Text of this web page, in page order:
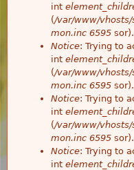
int
(/var/www/vhosts/
mon.inc 6595 sor).
Notice: Trying to
int
(/var/www/vhosts/
mon.inc 6595 sor).
Notice: Trying to
int
(/var/www/vhosts/
mon.inc 6595 sor).
Notice: Trying to
int